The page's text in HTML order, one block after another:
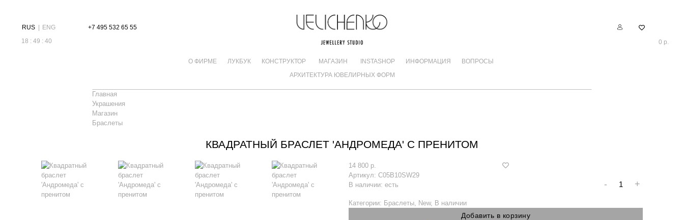
RUS
ENG
18 : 49 : 40
+7 495 532 65 55
0 р.
О ФИРМЕ ЛУКБУК КОНСТРУКТОР МАГАЗИН INSTASHOP ИНФОРМАЦИЯ
ВОПРОСЫ
АРХИТЕКТУРА ЮВЕЛИРНЫХ ФОРМ
Главная
Украшения
Магазин
Браслеты
КВАДРАТНЫЙ БРАСЛЕТ 'АНДРОМЕДА' С ПРЕНИТОМ
14 800 р.
Артикул: С05B10SW29
В наличии: есть - +
Категории: Браслеты, New, В наличии
Добавить в корзину